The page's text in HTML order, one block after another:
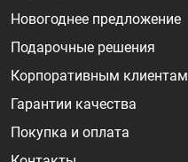
Новогоднее предложение
Подарочные решения
Корпоративным клиентам
Гарантии качества
Покупка и оплата